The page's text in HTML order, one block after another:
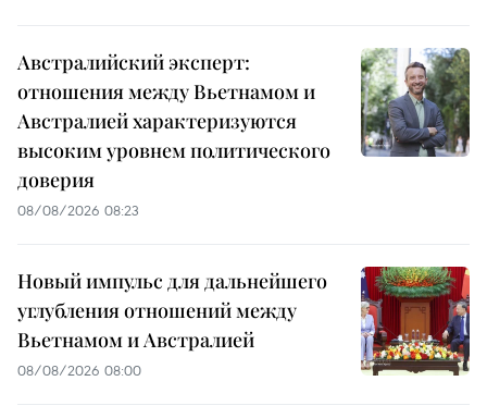
Австралийский эксперт:
отношения между Вьетнамом и
Австралией характеризуются
высоким уровнем политического
доверия
08/08/2026 08:23
Новый импульс для дальнейшего
углубления отношений между
Вьетнамом и Австралией
08/08/2026 08:00